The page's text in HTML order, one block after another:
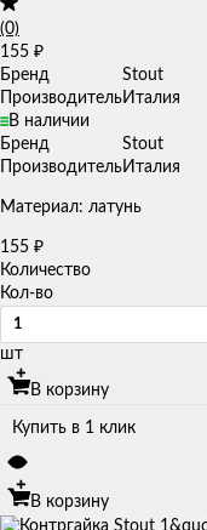
(0)
155 ₽
Бренд
Stout
ПроизводительИталия
В наличии
Бренд
Stout
ПроизводительИталия
Материал: латунь
155 ₽
Количество
Кол-во
шт
В корзину
Купить в 1 клик
В корзину